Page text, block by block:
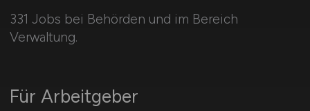
331 Jobs bei Behörden und im Bereich
Verwaltung.
Für Arbeitgeber